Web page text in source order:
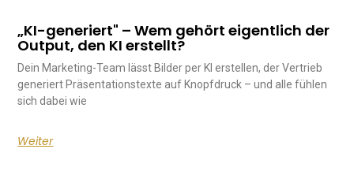
„KI-generiert" – Wem gehört eigentlich der
Output, den KI erstellt?
Dein Mar­ke­­ting-Team lässt Bilder per KI er­stellen, der Ver­trieb
ge­ne­riert Prä­sen­ta­ti­ons­texte auf Knopf­druck – und alle fühlen
sich dabei wie
Weiter